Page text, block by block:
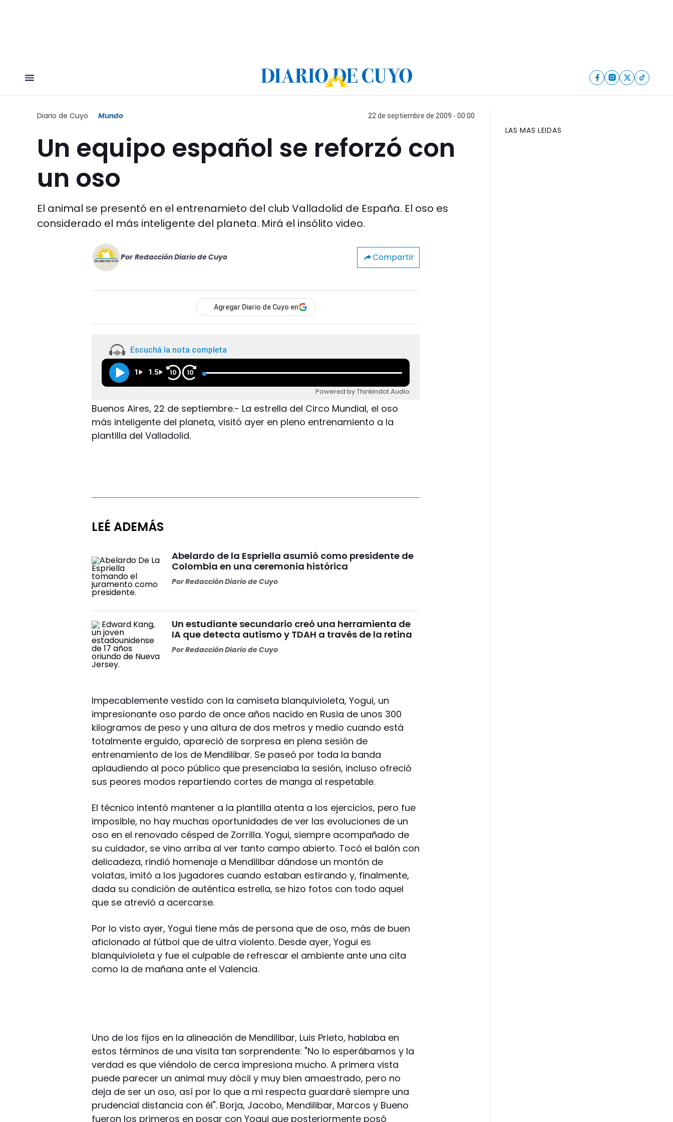
Diario de Cuyo Mundo 22 de septiembre de 2009 - 00:00
Un equipo español se reforzó con
un oso
El animal se presentó en el entrenamieto del club Valladolid de España. El oso es
considerado el más inteligente del planeta. Mirá el insólito video.
Por Redacción Diario de Cuyo Compartir
Agregar Diario de Cuyo en
Escuchá la nota completa
1 1.5 10 10
Powered by Thinkindot Audio
Buenos Aires, 22 de septiembre.- La estrella del Circo Mundial, el oso
más inteligente del planeta, visitó ayer en pleno entrenamiento a la
plantilla del Valladolid.
LEÉ ADEMÁS
Abelardo de la Espriella asumió como presidente de
Colombia en una ceremonia histórica
PorRedacción Diario de Cuyo
Un estudiante secundario creó una herramienta de
IA que detecta autismo y TDAH a través de la retina
PorRedacción Diario de Cuyo
Impecablemente vestido con la camiseta blanquivioleta, Yogui, un
impresionante oso pardo de once años nacido en Rusia de unos 300
kilogramos de peso y una altura de dos metros y medio cuando está
totalmente erguido, apareció de sorpresa en plena sesión de
entrenamiento de los de Mendilibar. Se paseó por toda la banda
aplaudiendo al poco público que presenciaba la sesión, incluso ofreció
sus peores modos repartiendo cortes de manga al respetable.
El técnico intentó mantener a la plantilla atenta a los ejercicios, pero fue
imposible, no hay muchas oportunidades de ver las evoluciones de un
oso en el renovado césped de Zorrilla. Yogui, siempre acompañado de
su cuidador, se vino arriba al ver tanto campo abierto. Tocó el balón con
delicadeza, rindió homenaje a Mendilibar dándose un montón de
volatas, imitó a los jugadores cuando estaban estirando y, finalmente,
dada su condición de auténtica estrella, se hizo fotos con todo aquel
que se atrevió a acercarse.
Por lo visto ayer, Yogui tiene más de persona que de oso, más de buen
aficionado al fútbol que de ultra violento. Desde ayer, Yogui es
blanquivioleta y fue el culpable de refrescar el ambiente ante una cita
como la de mañana ante el Valencia.
Uno de los fijos en la alineación de Mendilibar, Luis Prieto, hablaba en
estos términos de una visita tan sorprendente: "No lo esperábamos y la
verdad es que viéndolo de cerca impresiona mucho. A primera vista
puede parecer un animal muy dócil y muy bien amaestrado, pero no
deja de ser un oso, así por lo que a mi respecta guardaré siempre una
prudencial distancia con él". Borja, Jacobo, Mendilibar, Marcos y Bueno
fueron los primeros en posar con Yogui que posteriormente posó
LAS MAS LEIDAS